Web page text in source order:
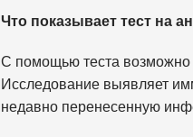
Что показывает тест на
С помощью теста возможно
Исследование выявляет
недавно перенесенную